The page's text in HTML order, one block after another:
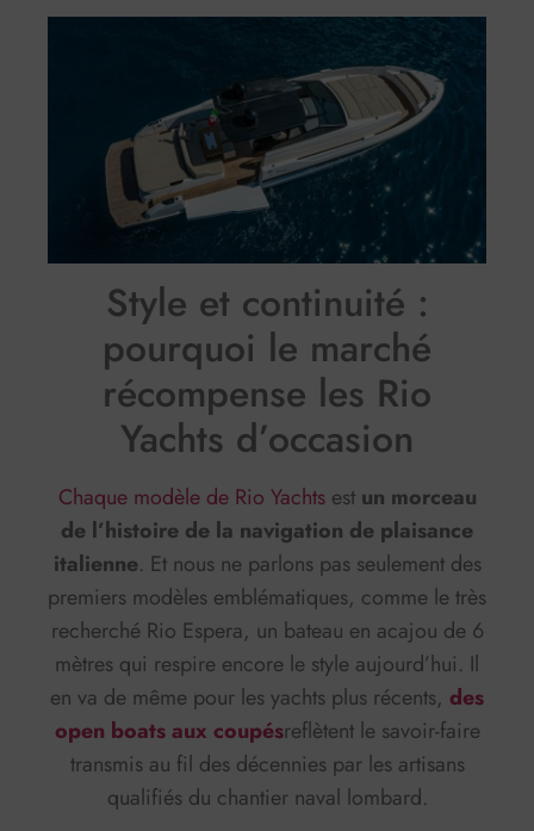
Style et continuité :
pourquoi le marché
récompense les Rio
Yachts d’occasion
Chaque modèle de Rio Yachts est un morceau
de l’histoire de la navigation de plaisance
italienne. Et nous ne parlons pas seulement des
premiers modèles emblématiques, comme le très
recherché Rio Espera, un bateau en acajou de 6
mètres qui respire encore le style aujourd’hui. Il
en va de même pour les yachts plus récents, des
open boats aux coupésreflètent le savoir-faire
transmis au fil des décennies par les artisans
qualifiés du chantier naval lombard.